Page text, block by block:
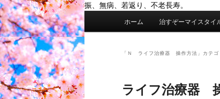
ホーム 治すぞーマイスタイ
「 Ｎ ライフ治療器 操作方法 」カテ
ライフ治療器